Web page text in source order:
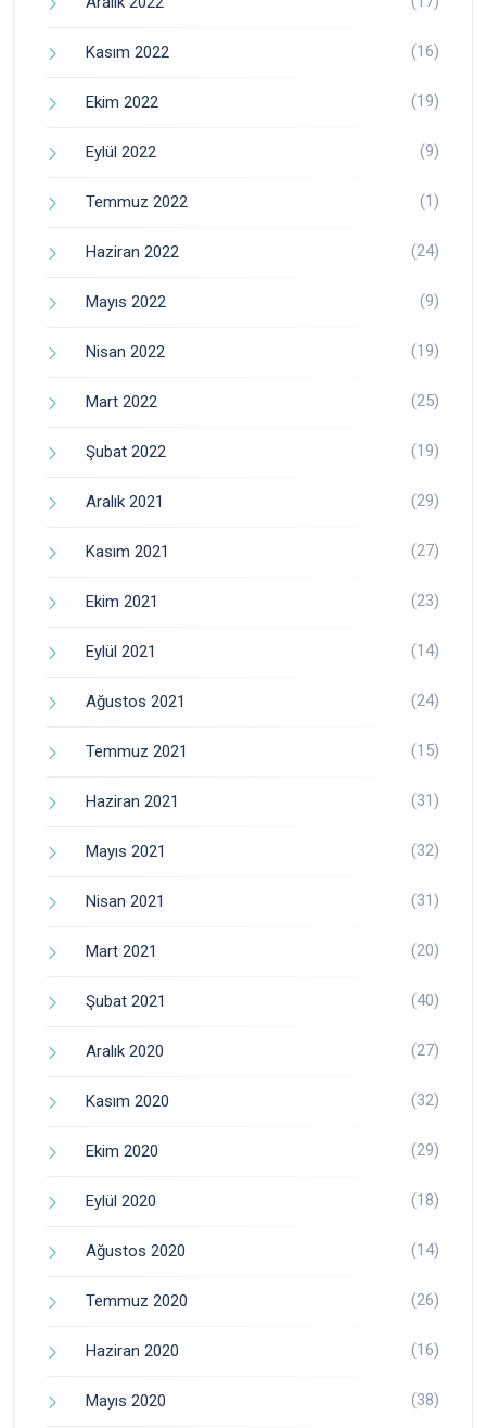
Kasım 2022 (16)
Ekim 2022 (19)
Eylül 2022 (9)
Temmuz 2022 (1)
Haziran 2022 (24)
Mayıs 2022 (9)
Nisan 2022 (19)
Mart 2022 (25)
Şubat 2022 (19)
Aralık 2021 (29)
Kasım 2021 (27)
Ekim 2021 (23)
Eylül 2021 (14)
Ağustos 2021 (24)
Temmuz 2021 (15)
Haziran 2021 (31)
Mayıs 2021 (32)
Nisan 2021 (31)
Mart 2021 (20)
Şubat 2021 (40)
Aralık 2020 (27)
Kasım 2020 (32)
Ekim 2020 (29)
Eylül 2020 (18)
Ağustos 2020 (14)
Temmuz 2020 (26)
Haziran 2020 (16)
Mayıs 2020 (38)